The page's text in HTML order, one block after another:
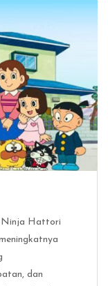
Ninja Hattori
dan